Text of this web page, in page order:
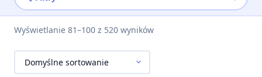
Wyświetlanie 81–100 z 520 wyników